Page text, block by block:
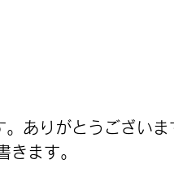
ありがとうございま
きます。